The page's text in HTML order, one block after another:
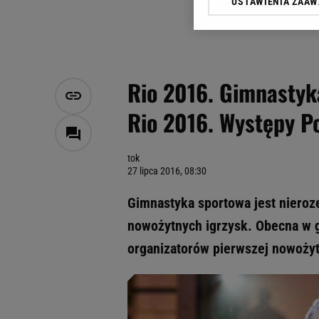
Rio 2016.
Rio 2016. Występy
tok
27 lipca 2016, 08:30
Gimnastyka sportowa jest
nowożytnych igrzysk. Obecna w
organizatorów pierwszej
Klikając „Akceptuję”
Zaufanych Partnerów i
My, nasi Zaufani
Użycie dokładnych
Przechowywanie
badnie odbiorców i